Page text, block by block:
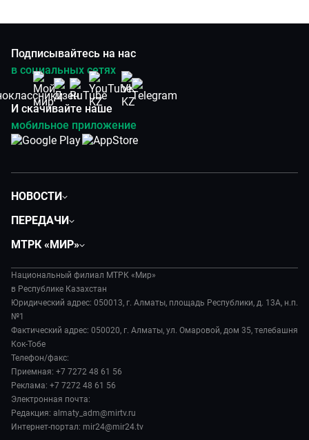
Подписывайтесь на нас
в социальных сетях
И скачивайте наше
мобильное приложение
НОВОСТИ
Экономика
Происшествия
Наука и технологии
Здоровье и медицина
Спорт
Авто
Культура
ПЕРЕДАЧИ
Вместе выгодно
Евразия. Культурно
Евразия. Регионы
Наши иностранцы
Пять причин поехать в...
Сделано в Содружестве
МТРК «МИР»
История
Руководство
Лица мира
Новости
Пресса о нас
Карьера
Реклама
Обратная связь
Национальный филиал МТРК «Мир»
в Республике Казахстан
Юридический адрес: 050013, г. Алматы, площадь Республики, д. 13А, н.п.
№1
Фактический адрес: 050020, г. Алматы, ул. Омаровой, дом 35, телебашня
Кок-Тобе
Телефон/факс:
Приемная: +7 7272 48 61 56
Реклама: +7 7272 48 61 56
Электронная почта:
Редакция: almaty_adm@mirtv.ru
Интернет-портал: mir24@mir24.tv